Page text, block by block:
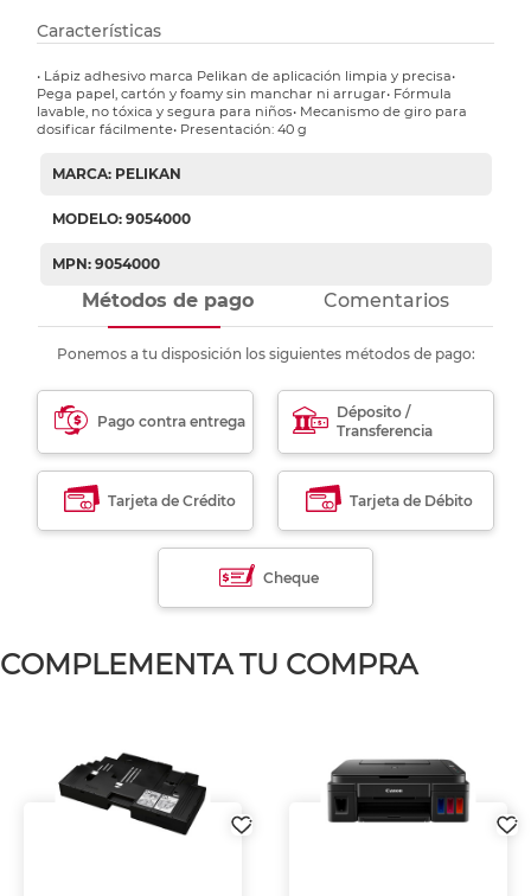
Características
• Lápiz adhesivo marca Pelikan de aplicación limpia y precisa•
Pega papel, cartón y foamy sin manchar ni arrugar• Fórmula
lavable, no tóxica y segura para niños• Mecanismo de giro para
dosificar fácilmente• Presentación: 40 g
MARCA: PELIKAN
MODELO: 9054000
MPN: 9054000
Métodos de pago Comentarios
Ponemos a tu disposición los siguientes métodos de pago:
Pago contra entrega
Déposito /
Transferencia
Tarjeta de Crédito Tarjeta de Débito
Cheque
COMPLEMENTA TU COMPRA